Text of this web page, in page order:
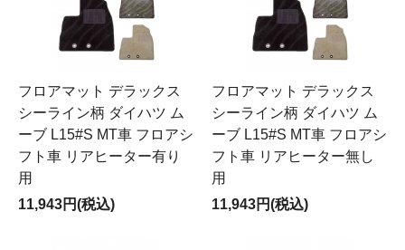
フロアマット デラックス
シーライン柄 ダイハツ ム
ーブ L15#S MT車 フロアシ
フト車 リアヒーター有り
用
11,943円(税込)
フロアマット デラックス
シーライン柄 ダイハツ ム
ーブ L15#S MT車 フロアシ
フト車 リアヒーター無し
用
11,943円(税込)